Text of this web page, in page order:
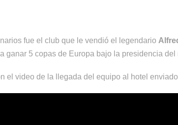
fue el club que le vendió el legendario
ganar 5 copas de Europa bajo la presidencia
el video de la llegada del equipo al hotel